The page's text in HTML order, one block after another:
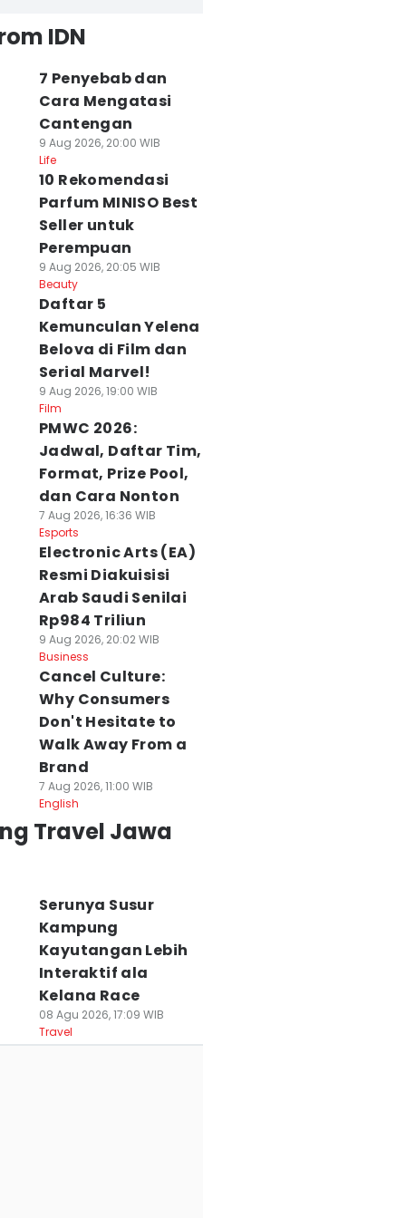
IDN
7 Penyebab dan
Cara Mengatasi
Cantengan
9 Aug 2026, 20:00 WIB
Life
10 Rekomendasi
Parfum MINISO Best
Seller untuk
Perempuan
9 Aug 2026, 20:05 WIB
Beauty
Daftar 5
Kemunculan Yelena
Belova di Film dan
Serial Marvel!
9 Aug 2026, 19:00 WIB
Film
PMWC 2026:
Jadwal, Daftar Tim,
Format, Prize Pool,
dan Cara Nonton
7 Aug 2026, 16:36 WIB
Esports
Electronic Arts (EA)
Resmi Diakuisisi
Arab Saudi Senilai
Rp984 Triliun
9 Aug 2026, 20:02 WIB
Business
Cancel Culture:
Why Consumers
Don't Hesitate to
Walk Away From a
Brand
7 Aug 2026, 11:00 WIB
English
Travel Jawa
Serunya Susur
Kampung
Kayutangan Lebih
Interaktif ala
Kelana Race
08 Agu 2026, 17:09 WIB
Travel